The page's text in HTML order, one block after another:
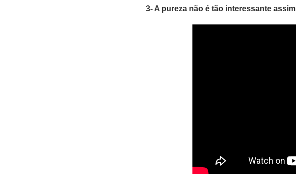
3- A pureza não é tão interessante assim